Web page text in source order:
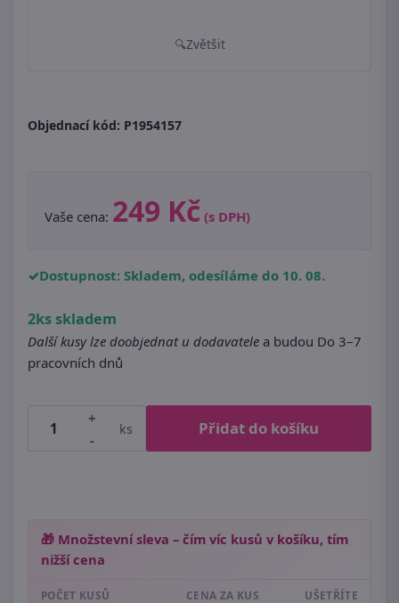
Zvětšit
Objednací kód: P1954157
Vaše cena: 249 Kč (s DPH)
Dostupnost: Skladem, odesíláme do 10. 08.
2ks skladem
Další kusy lze doobjednat u dodavatele a budou Do 3–7
pracovních dnů
+
-
ks Přidat do košíku
🎁 Množstevní sleva – čím víc kusů v košíku, tím
nižší cena
POČET KUSŮ CENA ZA KUS UŠETŘÍTE